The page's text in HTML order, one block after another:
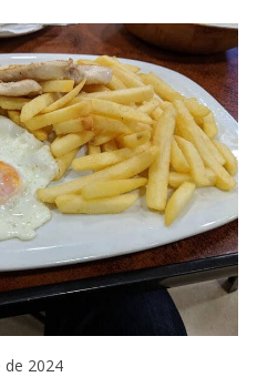
de 2024